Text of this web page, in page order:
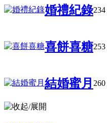
婚禮紀錄234
喜餅喜糖253
結婚蜜月 260